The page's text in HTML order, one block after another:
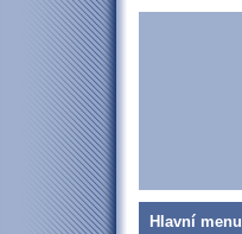
Hlavní menu